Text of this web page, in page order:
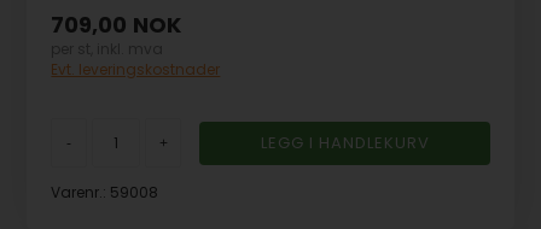
709,00 NOK
Evt. leveringskostnader
- +
Varenr.: 59008